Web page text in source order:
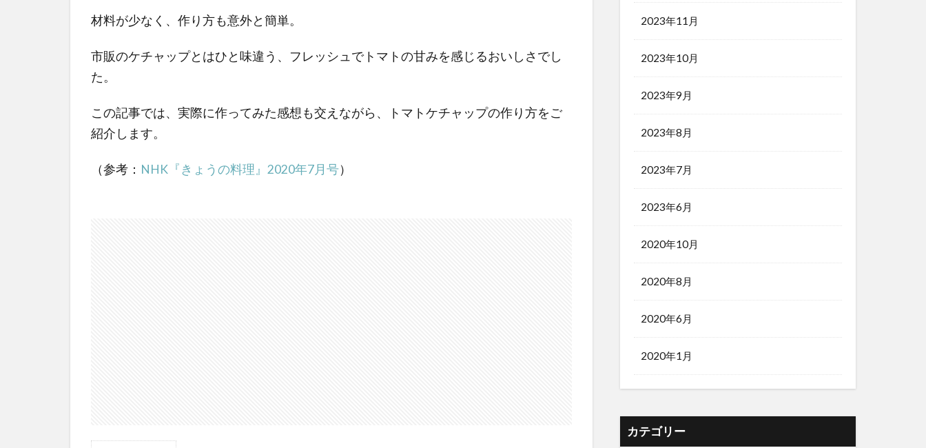
材料が少なく、作り方も意外と簡単。
市販のケチャップとはひと味違う、フレッシュでトマトの甘みを感じるおいしさでし
た。
この記事では、実際に作ってみた感想も交えながら、トマトケチャップの作り方をご
紹介します。
（参考： NHK『きょうの料理』2020年7月号）
2023年11月
2023年10月
2023年9月
2023年8月
2023年7月
2023年6月
2020年10月
2020年8月
2020年6月
2020年1月
カテゴリー